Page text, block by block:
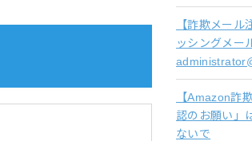
【詐欺メー
ッシングメー
【Amazon詐
認のお願い」
ないで